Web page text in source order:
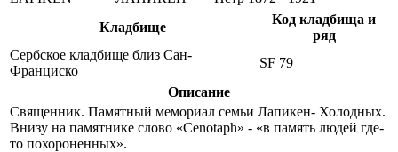
Кладбище
Код кладбища и
ряд
Сербское кладбище близ Сан-
Франциско
SF 79
Описание
Священник. Памятный мемориал семьи Лапикен- Холодных.
Внизу на памятнике слово «Cenotaph» - «в память людей где-
то похороненных».